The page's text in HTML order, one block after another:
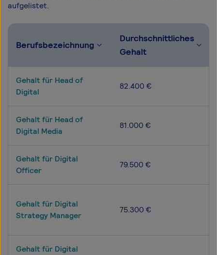
aufgelistet.
Berufsbezeichnung
Durchschnittliches
Gehalt
Gehalt für Head of
Digital
82.400 €
Gehalt für Head of
Digital Media
81.000 €
Gehalt für Digital
Officer
79.500 €
Gehalt für Digital
Strategy Manager
75.300 €
Gehalt für Digital